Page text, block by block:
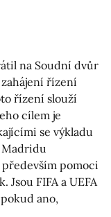
na Soudní dvůr
řízení
řízení slouží
cílem je
se výkladu
Madridu
pomoci
FIFA a UEFA
ano,